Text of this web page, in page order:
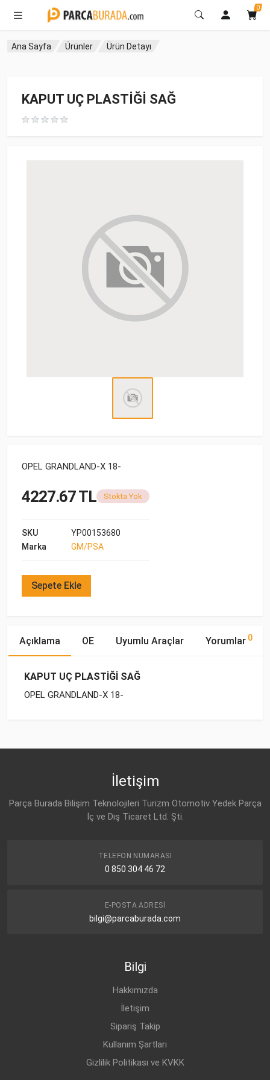
0
Ana Sayfa Ürünler Ürün Detayı
KAPUT UÇ PLASTİĞİ SAĞ
OPEL GRANDLAND-X 18-
4227.67 TL Stokta Yok
SKU
YP00153680
Marka
GM/PSA
Sepete Ekle
Açıklama OE Uyumlu Araçlar Yorumlar 0
KAPUT UÇ PLASTİĞİ SAĞ
OPEL GRANDLAND-X 18-
İletişim
Parça Burada Bilişim Teknolojileri Turizm Otomotiv Yedek Parça
İç ve Dış Ticaret Ltd. Şti.
TELEFON NUMARASI
0 850 304 46 72
E-POSTA ADRESI
bilgi@parcaburada.com
Bilgi
Hakkımızda
İletişim
Sipariş Takip
Kullanım Şartları
Gizlilik Politikası ve KVKK